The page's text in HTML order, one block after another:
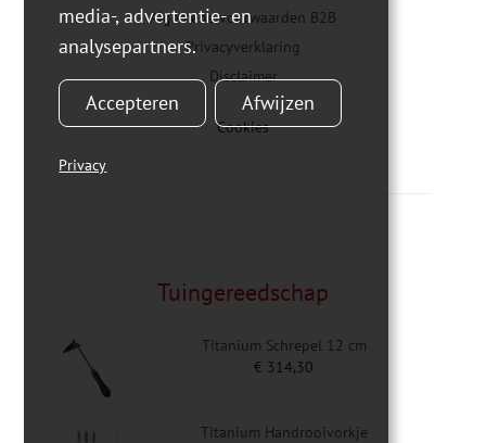
Algemene voorwaarden B2B
Privacyverklaring
Disclaimer
Cookies
Tuingereedschap
Titanium Schrepel 12 cm
€ 314,30
Titanium Handrooivorkje
media-, advertentie- en
analysepartners.
Accepteren Afwijzen
Privacy